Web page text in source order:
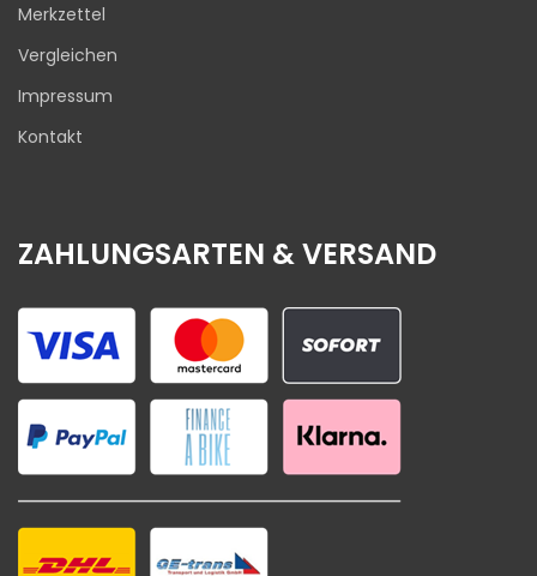
Merkzettel
Vergleichen
Impressum
Kontakt
ZAHLUNGSARTEN & VERSAND